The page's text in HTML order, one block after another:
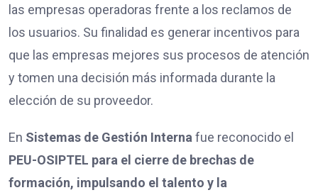
las empresas operadoras frente a los reclamos de
los usuarios. Su finalidad es generar incentivos para
que las empresas mejores sus procesos de atención
y tomen una decisión más informada durante la
elección de su proveedor.
En Sistemas de Gestión Interna fue reconocido el
PEU-OSIPTEL para el cierre de brechas de
formación, impulsando el talento y la